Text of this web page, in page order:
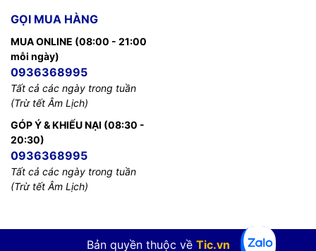
Physical
and weight
Weight: 2.65 lb (1.20 kg) maximum
Dimensions: H x W x D = 1.70 x 9.0 x 9.5 in.
feet)
Power supply Power specifications:
- AC input voltage: Universal 100 to 240 VAC
- Frequency: 50 to 60 Hz
- Internal power supply
- IEC 60950-1
GỌI MUA HÀNG
MUA ONLINE (08:00 - 21:00
mỗi ngày)
0936368995
Tất cả các ngày trong tuần
(Trừ tết Âm Lịch)
GÓP Ý & KHIẾU NẠI (08:30 -
20:30)
0936368995
Tất cả các ngày trong tuần
(Trừ tết Âm Lịch)
Bản quyền thuộc về Tic.vn